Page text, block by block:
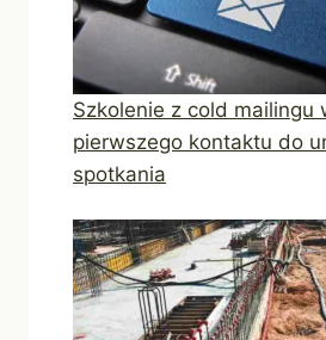
Szkolenie z cold mailingu
pierwszego kontaktu do
spotkania